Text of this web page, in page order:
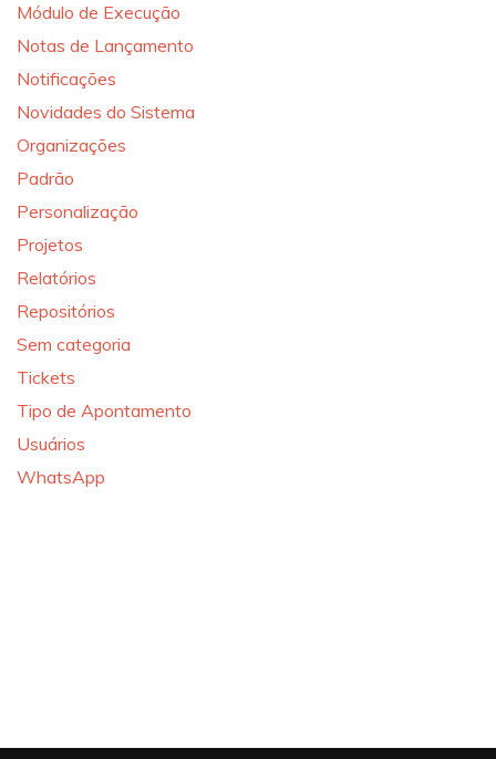
Módulo de Execução
Notas de Lançamento
Notificações
Novidades do Sistema
Organizações
Padrão
Personalização
Projetos
Relatórios
Repositórios
Sem categoria
Tickets
Tipo de Apontamento
Usuários
WhatsApp